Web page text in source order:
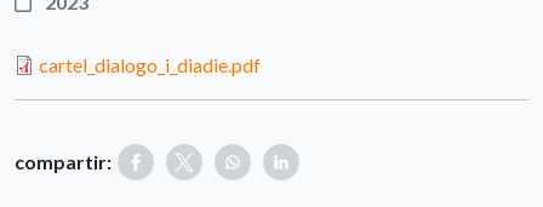
cartel_dialogo_i_diadie.pdf
compartir: